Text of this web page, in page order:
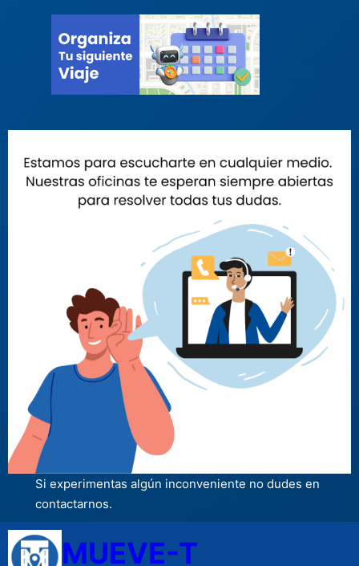
Si experimentas algún inconveniente no dudes en
contactarnos.
MUEVE-T